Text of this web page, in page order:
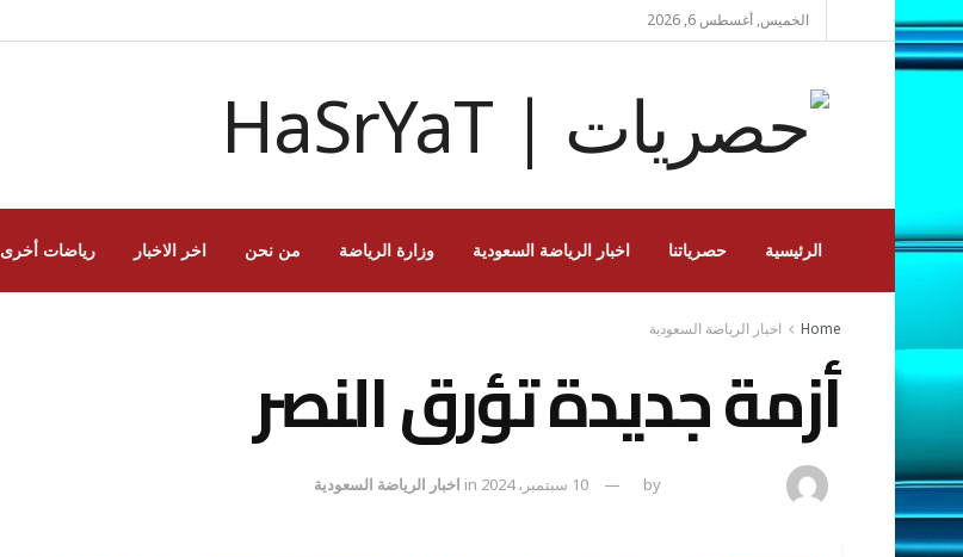
الخميس, أغسطس 6, 2026
الرئيسية حصرياتنا اخبار الرياضة السعودية وزارة الرياضة من نحن اخر الاخبار رياضات أخرى
Home اخبار الرياضة السعودية
أزمة جديدة تؤرق النصر
by 10 سبتمبر، 2024 in اخبار الرياضة السعودية